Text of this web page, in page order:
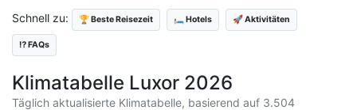
Schnell zu: 🏆 Beste Reisezeit 🛏️ Hotels 🚀 Aktivitäten
⁉️ FAQs
Klimatabelle Luxor 2026
Täglich aktualisierte Klimatabelle, basierend auf 3.504